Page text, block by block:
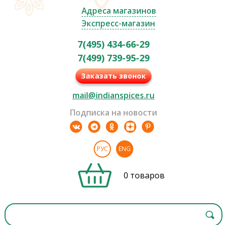
Адреса магазинов
Экспресс-магазин
7(495) 434-66-29
7(499) 739-95-29
Заказать звонок
mail@indianspices.ru
Подписка на новости
РУС ENG
0 товаров